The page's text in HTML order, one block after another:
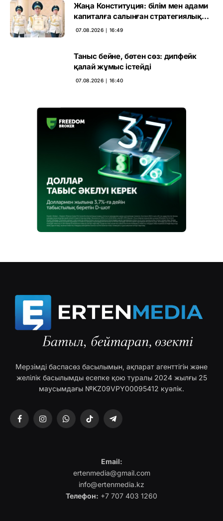
Жаңа Конституция: білім мен адами
капиталға салынған стратегиялық
негіз
07.08.2026 ∣ 16:49
Таныс бейне, бөтен сөз: дипфейк
қалай жұмыс істейді
07.08.2026 ∣ 16:40
Мерзімді баспасөз басылымын, ақпарат агенттігін және
желілік басылымды есепке қою туралы 2024 жылғы 25
маусымдағы №KZ09VPY00095412 куәлік.
FacebookInstagramWhatsAppTikTok Telegram
Email:
ertenmedia@gmail.com
info@ertenmedia.kz
Телефон: +7 707 403 1260